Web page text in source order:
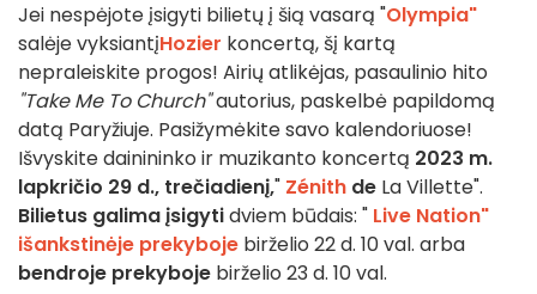
Jei nespėjote įsigyti bilietų į šią vasarą "Olympia"
salėje vyksiantįHozier koncertą, šį kartą
nepraleiskite progos! Airių atlikėjas, pasaulinio hito
"Take Me To Church"autorius, paskelbė papildomą
datą Paryžiuje. Pasižymėkite savo kalendoriuose!
Išvyskite dainininko ir muzikanto koncertą 2023 m.
lapkričio 29 d., trečiadienį," Zénith de La Villette".
Bilietus galima įsigytidviem būdais: " Live Nation"
išankstinėje prekyboje birželio 22 d. 10 val. arba
bendroje prekyboje birželio 23 d. 10 val.